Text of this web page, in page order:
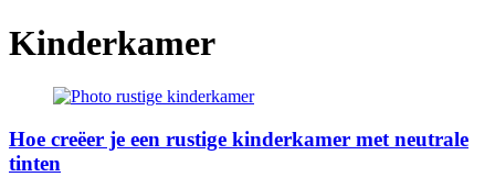
Kinderkamer
Hoe creëer je een rustige kinderkamer met neutrale
tinten